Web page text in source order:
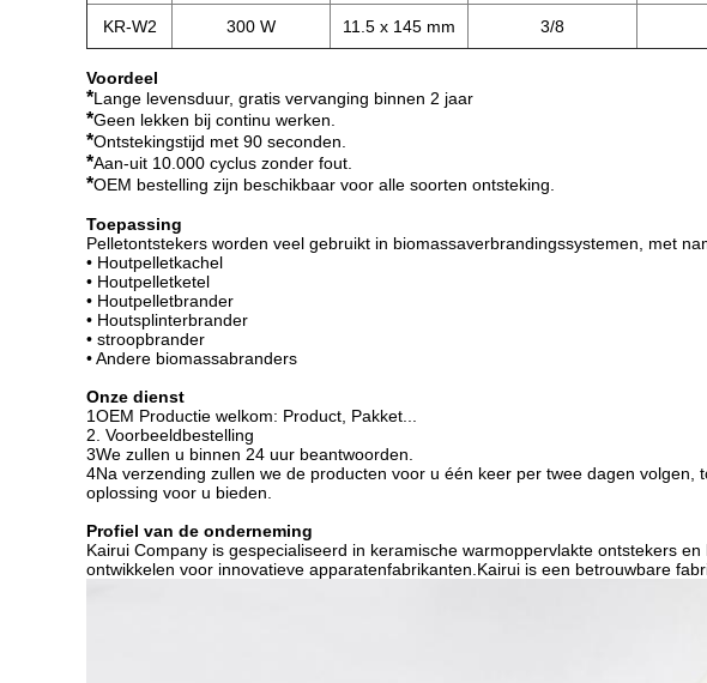
KR-W2 300 W 11.5 x 145 mm 3/8
Voordeel
*Lange levensduur, gratis vervanging binnen 2 jaar
*Geen lekken bij continu werken.
*Ontstekingstijd met 90 seconden.
*Aan-uit 10.000 cyclus zonder fout.
*OEM bestelling zijn beschikbaar voor alle soorten ontsteking.
Toepassing
Pelletontstekers worden veel gebruikt in biomassaverbrandingssystemen, met
• Houtpelletkachel
• Houtpelletketel
• Houtpelletbrander
• Houtsplinterbrander
• stroopbrander
• Andere biomassabranders
Onze dienst
1OEM Productie welkom: Product, Pakket...
2. Voorbeeldbestelling
3We zullen u binnen 24 uur beantwoorden.
4Na verzending zullen we de producten voor u één keer per twee dagen
oplossing voor u bieden.
Profiel van de onderneming
Kairui Company is gespecialiseerd in keramische warmoppervlakte ontstekers
ontwikkelen voor innovatieve apparatenfabrikanten.Kairui is een betrouwbare